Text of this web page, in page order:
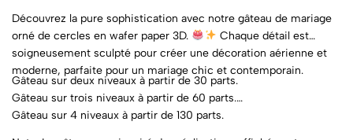
Découvrez la pure sophistication avec notre gâteau de mariage
orné de cercles en wafer paper 3D.
Chaque détail est
soigneusement sculpté pour créer une décoration aérienne et
moderne, parfaite pour un mariage chic et contemporain.
Gâteau sur deux niveaux à partir de 30 parts.
Gâteau sur trois niveaux à partir de 60 parts.
Gâteau sur 4 niveaux à partir de 130 parts.